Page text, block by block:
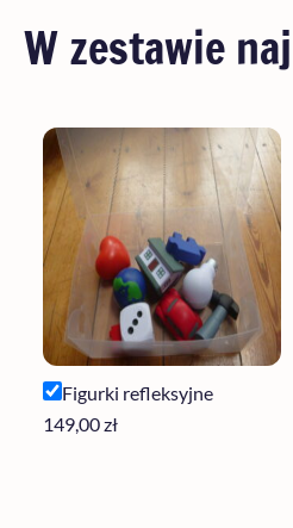
W zestawie
Figurki refleksyjne
149,00zł